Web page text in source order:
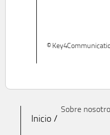
©
Inicio
Sobre